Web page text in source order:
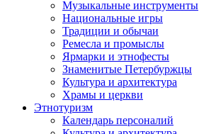
Музыкальные инструменты
Национальные игры
Традиции и обычаи
Ремесла и промыслы
Ярмарки и этнофесты
Знаменитые Петербуржцы
Культура и архитектура
Храмы и церкви
Этнотуризм
Календарь персоналий